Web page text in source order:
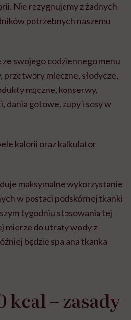
Nie rezygnujemy z żadnych
potrzebnych naszemu
ze swojego codziennego menu
przetwory mleczne, słodycze,
mączne, konserwy,
dania gotowe, zupy i sosy w
kalorii oraz kalkulator
maksymalne wykorzystanie
w postaci podskórnej tkanki
tygodniu stosowania tej
mierze do utraty wody z
będzie spalana tkanka
kcal – zasady